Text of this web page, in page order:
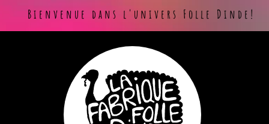
Bienvenue dans l'univers Folle Dinde!